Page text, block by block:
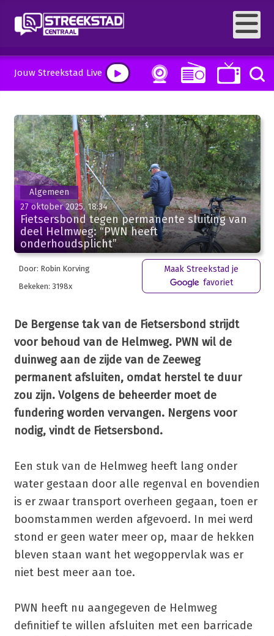
Jouw Streekstad Live
Algemeen
27 oktober 2025, 18:34
Fietsersbond tegen permanente sluiting van
deel Helmweg: “PWN heeft
onderhoudsplicht”
Door: Robin Korving
Bekeken: 3198x
Maak Streekstad je
favoriet
De Bergense tak van de Fietsersbond strijdt
voor behoud van de Helmweg. PWN wil de
duinweg aan de zijde van de Zeeweg
permanent afsluiten, omdat herstel te duur
zou zijn. Volgens de beheerder moet de
fundering worden vervangen. Nergens voor
nodig, vindt de Fietsersbond.
Een stuk van de Helmweg heeft lang onder
water gestaan door alle regenval en bovendien
is er zwaar transport overheen gegaan, toen er
boomstammen werden afgevoerd. In mei werd
stond er geen water meer op, maar de hekken
bleven staan want het wegoppervlak was er
niet best meer aan toe.
PWN heeft nu aangegeven de Helmweg
definitief te willen afsluiten met een barricade